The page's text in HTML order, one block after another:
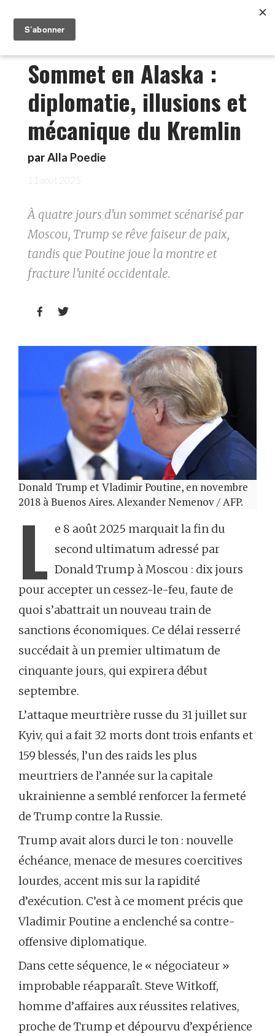
Sommet en Alaska :
diplomatie, illusions et
mécanique du Kremlin
parAlla Poedie
11 août 2025
À quatre jours d’un sommet scénarisé par
Moscou, Trump se rêve faiseur de paix,
tandis que Poutine joue la montre et
fracture l’unité occidentale.
 
Donald Trump et Vladimir Poutine, en novembre
2018 à Buenos Aires. Alexander Nemenov / AFP.
L e 8 août 2025 marquait la fin du
second ultimatum adressé par
Donald Trump à Moscou : dix jours
pour accepter un cessez-le-feu, faute de
quoi s’abattrait un nouveau train de
sanctions économiques. Ce délai resserré
succédait à un premier ultimatum de
cinquante jours, qui expirera début
septembre.
L’attaque meurtrière russe du 31 juillet sur
Kyiv, qui a fait 32 morts dont trois enfants et
159 blessés, l’un des raids les plus
meurtriers de l’année sur la capitale
ukrainienne a semblé renforcer la fermeté
de Trump contre la Russie.
Trump avait alors durci le ton : nouvelle
échéance, menace de mesures coercitives
lourdes, accent mis sur la rapidité
d’exécution. C’est à ce moment précis que
Vladimir Poutine a enclenché sa contre-
offensive diplomatique.
Dans cette séquence, le « négociateur »
improbable réapparaît. Steve Witkoff,
homme d’affaires aux réussites relatives,
proche de Trump et dépourvu d’expérience